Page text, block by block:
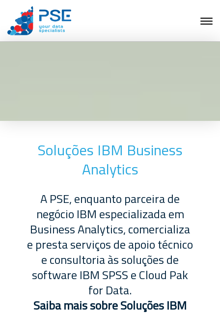
Soluções IBM Business
Analytics
A PSE, enquanto parceira de
negócio IBM especializada em
Business Analytics, comercializa
e presta serviços de apoio técnico
e consultoria às soluções de
software IBM SPSS e Cloud Pak
for Data.
Saiba mais sobre Soluções IBM